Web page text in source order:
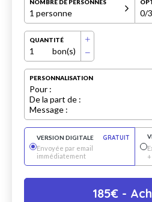
NOMBRE DE PERSONNES
1 personne 0/
QUANTITÉ
1 bon(s)
PERSONNALISATION
Pour :
De la part de :
Message :
VERSION DIGITALE
GRATUIT
Envoyée par email
immédiatement
185€-